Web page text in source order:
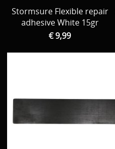
Stormsure Flexible repair
adhesive White 15gr
€ 9,99